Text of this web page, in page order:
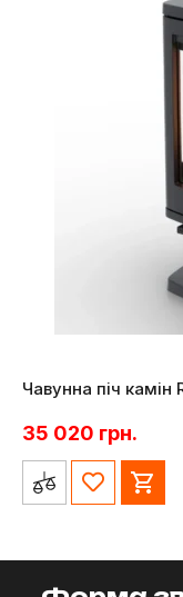
Чавунна піч камін
35 020 грн.